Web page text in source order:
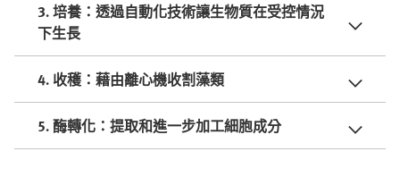
3. 培養：透過自動化技術讓生物質在受控情況
下生長
4. 收穫：藉由離心機收割藻類
5. 酶轉化：提取和進一步加工細胞成分